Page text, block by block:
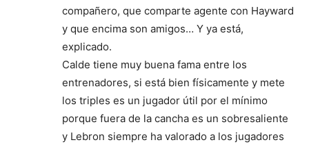
compañero, que comparte agente con Hayward
y que encima son amigos… Y ya está,
explicado.
Calde tiene muy buena fama entre los
entrenadores, si está bien físicamente y mete
los triples es un jugador útil por el mínimo
porque fuera de la cancha es un sobresaliente
y Lebron siempre ha valorado a los jugadores